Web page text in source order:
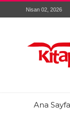
Nisan 02, 2026
Ana Sayfa